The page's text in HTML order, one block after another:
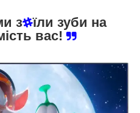
з
їли зуби на
вас!